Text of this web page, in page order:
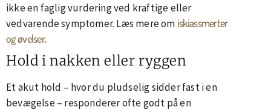
ikke en faglig vurdering ved kraftige eller
vedvarende symptomer. Læs mere om iskiassmerter
og øvelser.
Hold i nakken eller ryggen
Et akut hold – hvor du pludselig sidder fast i en
bevægelse – responderer ofte godt på en